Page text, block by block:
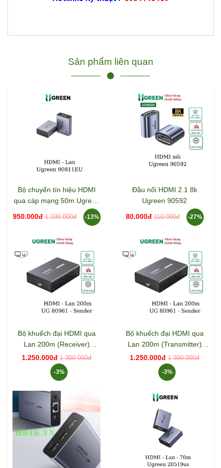
Sản phẩm liên quan
Bộ chuyển tín hiệu HDMI
qua cáp mạng 50m Ugreen
950.000đ 1.100.000đ -13%
Đầu nối HDMI 2.1 8k
Ugreen 90592
80.000đ 110.000đ -27%
Bộ khuếch đại HDMI qua
Lan 200m (Receiver)
Ugreen 80962
1.250.000đ 1.300.000đ
-3%
Bộ khuếch đại HDMI qua
Lan 200m (Transmitter)
Ugreen 80961
1.250.000đ 1.300.000đ
-3%